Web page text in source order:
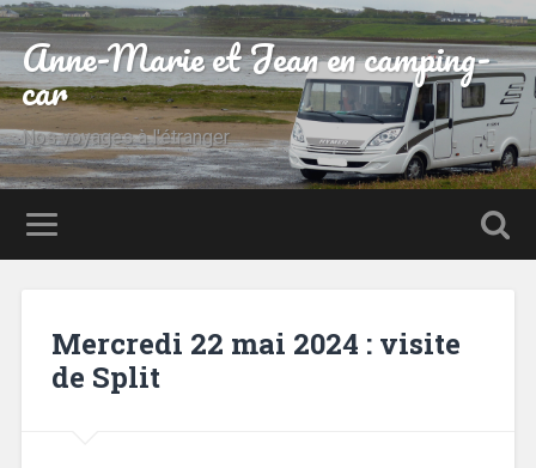
Anne-Marie et Jean en camping-
car
Nos voyages à l'étranger
Mercredi 22 mai 2024 : visite
de Split